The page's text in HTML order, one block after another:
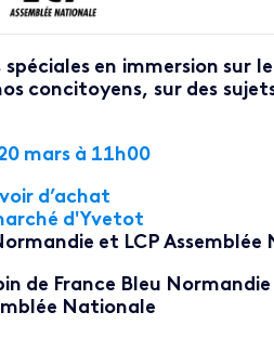
en immersion sur
concitoyens, sur des
mars à 11h00
d’achat
d'Yvetot
et LCP Assemblée
de France Bleu
Nationale